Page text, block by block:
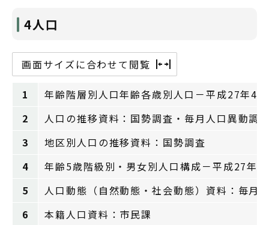
4人口
画面サイズに合わせて閲覧
1
年齢階層別人口年齢各歳別人口－平成27年4
2
人口の推移資料：国勢調査・毎月人口異動調
3
地区別人口の推移資料：国勢調査
4
年齢5歳階級別・男女別人口構成－平成27年4
5
人口動態（自然動態・社会動態）資料：毎月
6
本籍人口資料：市民課